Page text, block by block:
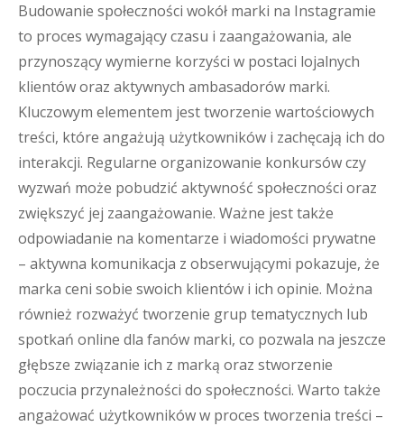
Budowanie społeczności wokół marki na Instagramie
to proces wymagający czasu i zaangażowania, ale
przynoszący wymierne korzyści w postaci lojalnych
klientów oraz aktywnych ambasadorów marki.
Kluczowym elementem jest tworzenie wartościowych
treści, które angażują użytkowników i zachęcają ich do
interakcji. Regularne organizowanie konkursów czy
wyzwań może pobudzić aktywność społeczności oraz
zwiększyć jej zaangażowanie. Ważne jest także
odpowiadanie na komentarze i wiadomości prywatne
– aktywna komunikacja z obserwującymi pokazuje, że
marka ceni sobie swoich klientów i ich opinie. Można
również rozważyć tworzenie grup tematycznych lub
spotkań online dla fanów marki, co pozwala na jeszcze
głębsze związanie ich z marką oraz stworzenie
poczucia przynależności do społeczności. Warto także
angażować użytkowników w proces tworzenia treści –